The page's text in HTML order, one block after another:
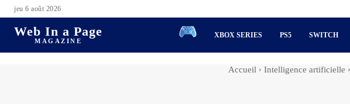
jeu 6 août 2026
Web In a Page
MAGAZINE
XBOX SERIES PS5 SWITCH
Accueil Intelligence artificielle